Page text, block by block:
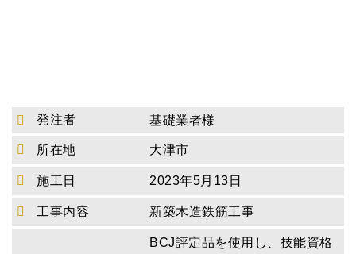
発注者 基礎業者様
所在地 大津市
施工日 2023年5月13日
工事内容 新築木造鉄筋工事
BCJ評定品を使用し、技能資格